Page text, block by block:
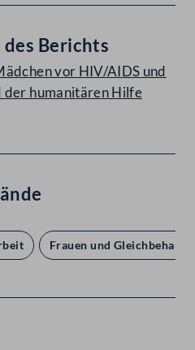
Berichts
vor HIV/AIDS und
der humanitären Hilfe
Frauen und